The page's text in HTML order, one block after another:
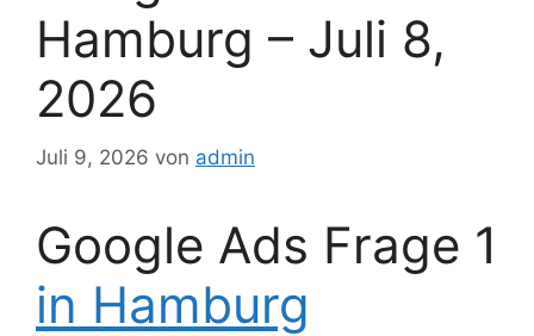
Hamburg – Juli 8,
2026
Juli 9, 2026 von admin
Google Ads Frage 1
in Hamburg